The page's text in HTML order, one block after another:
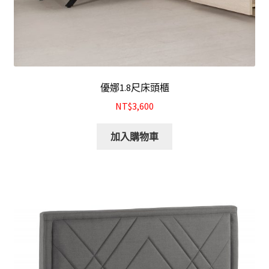
優娜1.8尺床頭櫃
NT$3,600
加入購物車